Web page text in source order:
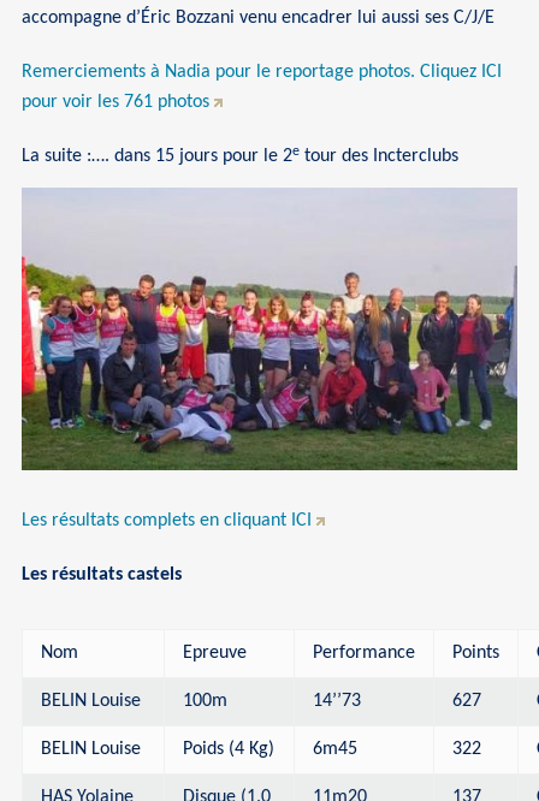
accompagne d’Éric Bozzani venu encadrer lui aussi ses C/J/E
Remerciements à Nadia pour le reportage photos. Cliquez ICI
pour voir les 761 photos
La suite :…. dans 15 jours pour le 2e tour des Incterclubs
Les résultats complets en cliquant ICI
Les résultats castels
Nom Epreuve Performance Points
BELIN Louise 100m 14’’73 627
BELIN Louise Poids (4 Kg) 6m45 322